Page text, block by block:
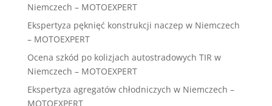
Niemczech – MOTOEXPERT
Ekspertyza pęknięć konstrukcji naczep w Niemczech
– MOTOEXPERT
Ocena szkód po kolizjach autostradowych TIR w
Niemczech – MOTOEXPERT
Ekspertyza agregatów chłodniczych w Niemczech –
MOTOEXPERT